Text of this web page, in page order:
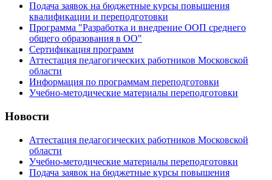
Подача заявок на бюджетные курсы повышения
квалификации и переподготовки
Программа "Разработка и внедрение ООП среднего
общего образования в ОО"
Сертификация программ
Аттестация педагогических работников Московской
области
Информация по программам переподготовки
Учебно-методические материалы переподготовки
Новости
Аттестация педагогических работников Московской
области
Учебно-методические материалы переподготовки
Подача заявок на бюджетные курсы повышения